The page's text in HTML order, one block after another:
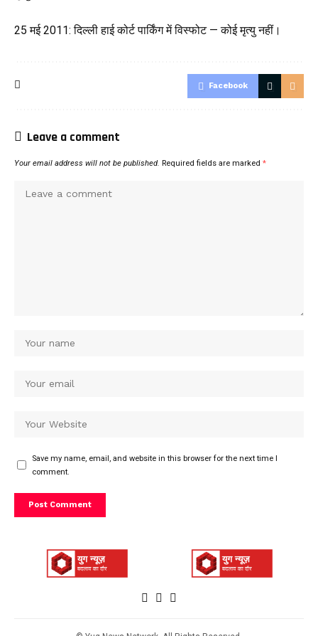
25 मई 2011: दिल्ली हाई कोर्ट पार्किंग में विस्फोट — कोई मृत्यु नहीं।
Facebook
Leave a comment
Your email address will not be published. Required fields are marked *
Save my name, email, and website in this browser for the next time I
comment.